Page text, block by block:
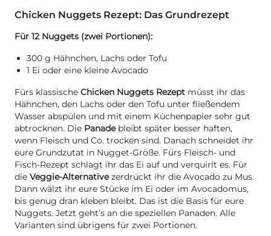
Chicken Nuggets Rezept: Das Grundrezept
Für 12 Nuggets (zwei Portionen):
300 g Hähnchen, Lachs oder Tofu
1 Ei oder eine kleine Avocado
Fürs klassische Chicken Nuggets Rezept müsst ihr das
Hähnchen, den Lachs oder den Tofu unter fließendem
Wasser abspülen und mit einem Küchenpapier sehr gut
abtrocknen. Die Panadebleibt später besser haften,
wenn Fleisch und Co. trocken sind. Danach schneidet ihr
eure Grundzutat in Nugget-Größe. Fürs Fleisch- und
Fisch-Rezept schlagt ihr das Ei auf und verquirlt es. Für
die Veggie-Alternativezerdrückt ihr die Avocado zu Mus.
Dann wälzt ihr eure Stücke im Ei oder im Avocadomus,
bis genug dran kleben bleibt. Das ist die Basis für eure
Nuggets. Jetzt geht’s an die speziellen Panaden. Alle
Varianten sind übrigens für zwei Portionen.